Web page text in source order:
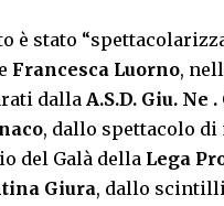
è stato
e Francesca Luorno,
dalla A.S.D. Giu. Ne .
, dallo spettacolo di
del Galà della Lega
Giura, dallo